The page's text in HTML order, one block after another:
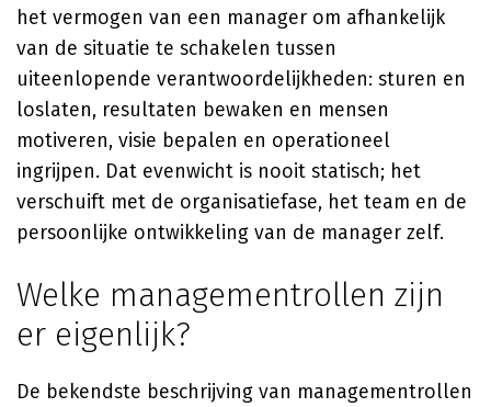
het vermogen van een manager om afhankelijk
van de situatie te schakelen tussen
uiteenlopende verantwoordelijkheden: sturen en
loslaten, resultaten bewaken en mensen
motiveren, visie bepalen en operationeel
ingrijpen. Dat evenwicht is nooit statisch; het
verschuift met de organisatiefase, het team en de
persoonlijke ontwikkeling van de manager zelf.
Welke managementrollen zijn
er eigenlijk?
De bekendste beschrijving van managementrollen